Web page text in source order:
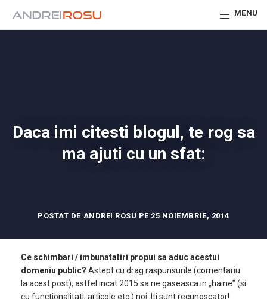
MENU
Daca imi citesti blogul, te rog sa
ma ajuti cu un sfat:
POSTAT DE ANDREI ROSU PE 25 NOIEMBRIE, 2014
Ce schimbari / imbunatatiri propui sa aduc acestui
domeniu public? Astept cu drag raspunsurile (comentariu
la acest post), astfel incat 2015 sa ne gaseasca in „haine” (si
cu functionalitati, articole etc.) noi. Iti sunt recunoscator!